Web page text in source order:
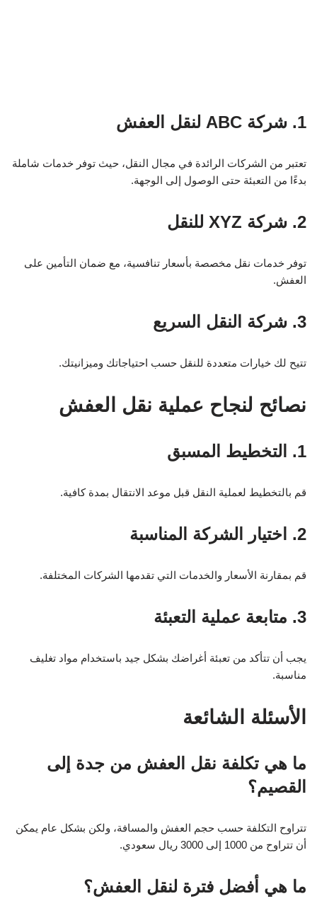
1. شركة ABC لنقل العفش
تعتبر من الشركات الرائدة في مجال النقل، حيث توفر خدمات شاملة
بدءًا من التعبئة حتى الوصول إلى الوجهة.
2. شركة XYZ للنقل
توفر خدمات نقل مخصصة بأسعار تنافسية، مع ضمان التأمين على
العفش.
3. شركة النقل السريع
تتيح لك خيارات متعددة للنقل حسب احتياجاتك وميزانيتك.
نصائح لنجاح عملية نقل العفش
1. التخطيط المسبق
قم بالتخطيط لعملية النقل قبل موعد الانتقال بمدة كافية.
2. اختيار الشركة المناسبة
قم بمقارنة الأسعار والخدمات التي تقدمها الشركات المختلفة.
3. متابعة عملية التعبئة
يجب أن تتأكد من تعبئة أغراضك بشكل جيد باستخدام مواد تغليف
مناسبة.
الأسئلة الشائعة
ما هي تكلفة نقل العفش من جدة إلى
القصيم؟
تتراوح التكلفة حسب حجم العفش والمسافة، ولكن بشكل عام يمكن
أن تتراوح من 1000 إلى 3000 ريال سعودي.
ما هي أفضل فترة لنقل العفش؟